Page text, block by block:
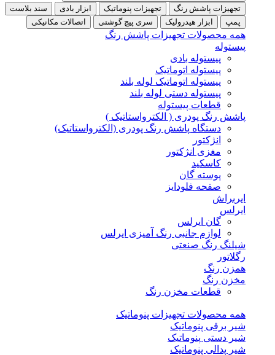
تجهیزات پاشش رنگ
تجهیزات پنوماتیک ابزار بادی
سند بلاست
پمپ
ابزار هیدرولیک سری پیچ گوشتی اتصالات مکانیکی
همه محصولات تجهیزات پاشش رنگ
پیستوله
پیستوله بادی
پیستوله اتوماتیک
پیستوله اتوماتیک لوله بلند
پیستوله دستی لوله بلند
قطعات پیستوله
پاشش رنگ پودری ( الکترواستاتیک )
دستگاه پاشش رنگ پودری (الکترواستاتیک)
انژکتور
مغزی انژکتور
کاسکید
پوسته گان
صفحه فلودایز
ایربراش
ایرلس
گان ایرلس
لوازم جانبی رنگ آمیزی ایرلس
شیلنگ رنگ صنعتی
رگلاتور
همزن رنگ
مخزن رنگ
قطعات مخزن رنگ
همه محصولات تجهیزات پنوماتیک
شیر برقی پنوماتیک
شیر دستی پنوماتیک
شیر پدالی پنوماتیک